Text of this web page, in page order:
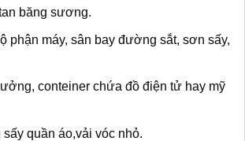
băng sương.
phận máy, sân bay đường sắt, sơn sấy,
conteiner chứa đồ điện tử hay mỹ
quần áo,vải vóc nhỏ.